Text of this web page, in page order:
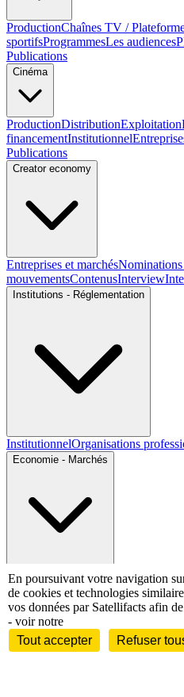
ProductionChaînes TV /
sportifsProgrammesLes audiences
Publications
Cinéma
ProductionDistributionExploitation
financementInstitutionnel
Publications
Creator economy
Entreprises et marchés
mouvementsContenusInterview
Institutions - Réglementation
InstitutionnelOrganisations
Economie - Marchés
Entreprises et marchés Télécoms
techniquesDiversifications
International
En poursuivant votre navigation
de cookies et technologies
vos données par Satellifacts afin
- voir notre
Tout accepter
Refuser